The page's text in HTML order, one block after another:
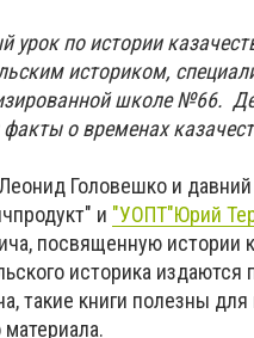
урок по истории
историком,
школе №66.
факты о временах
Головешко и
и "УОПТ"Юрий
посвященную истории
историка
такие книги полезны
материала.